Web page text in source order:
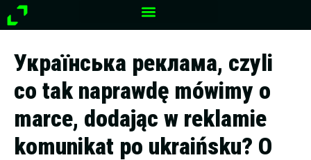
Przejdź
do
Українська реклама, czyli
co tak naprawdę mówimy o
marce, dodając w reklamie
komunikat po ukraińsku? O